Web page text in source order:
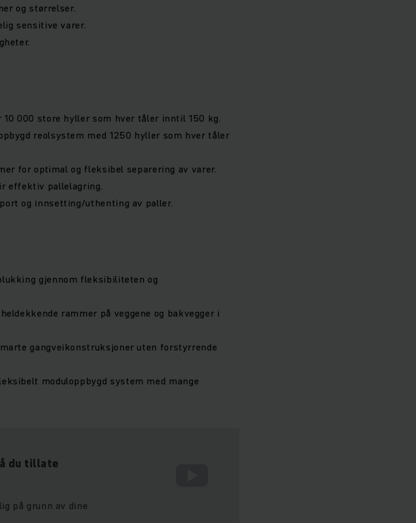
og størrelser.
sensitive varer.
000 store hyller som hver tåler inntil 150 kg.
reolsystem med 1250 hyller som hver tåler
for optimal og fleksibel separering av varer.
effektiv pallelagring.
og innsetting/uthenting av paller.
gjennom fleksibiliteten og
rammer på veggene og bakvegger i
gangveikonstruksjoner uten forstyrrende
moduloppbygd system med mange
du tillate
på grunn av dine